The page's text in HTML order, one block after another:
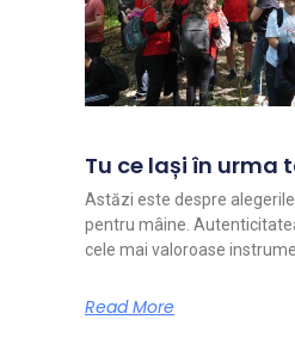
Tu ce lași în urma
Astăzi este despre
pentru mâine.
cele mai valoroase
Read More